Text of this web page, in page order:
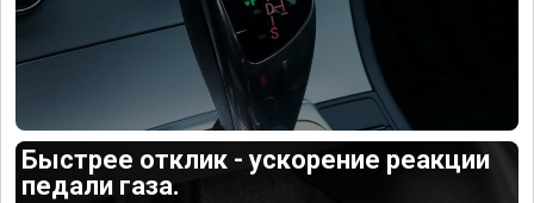
Быстрее отклик - ускорение реакции
педали газа.